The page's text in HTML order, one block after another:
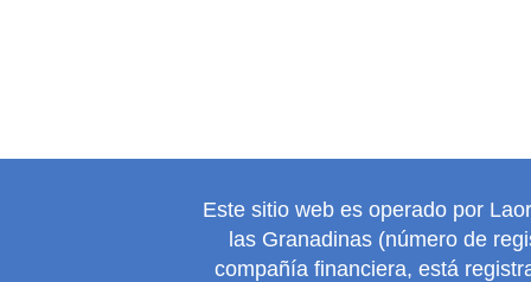
Este sitio web es operado por
las Granadinas (número de
compañía financiera, está